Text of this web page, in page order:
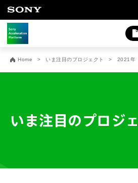
Home いま注目のプロジェクト 2021年
いま注目のプロジ
お問い合わせ
法人向けサービスに関するご相談・お
ンからお願いします（外部サイトにジ
FAQ&個人お問い合わせは以下のボタ